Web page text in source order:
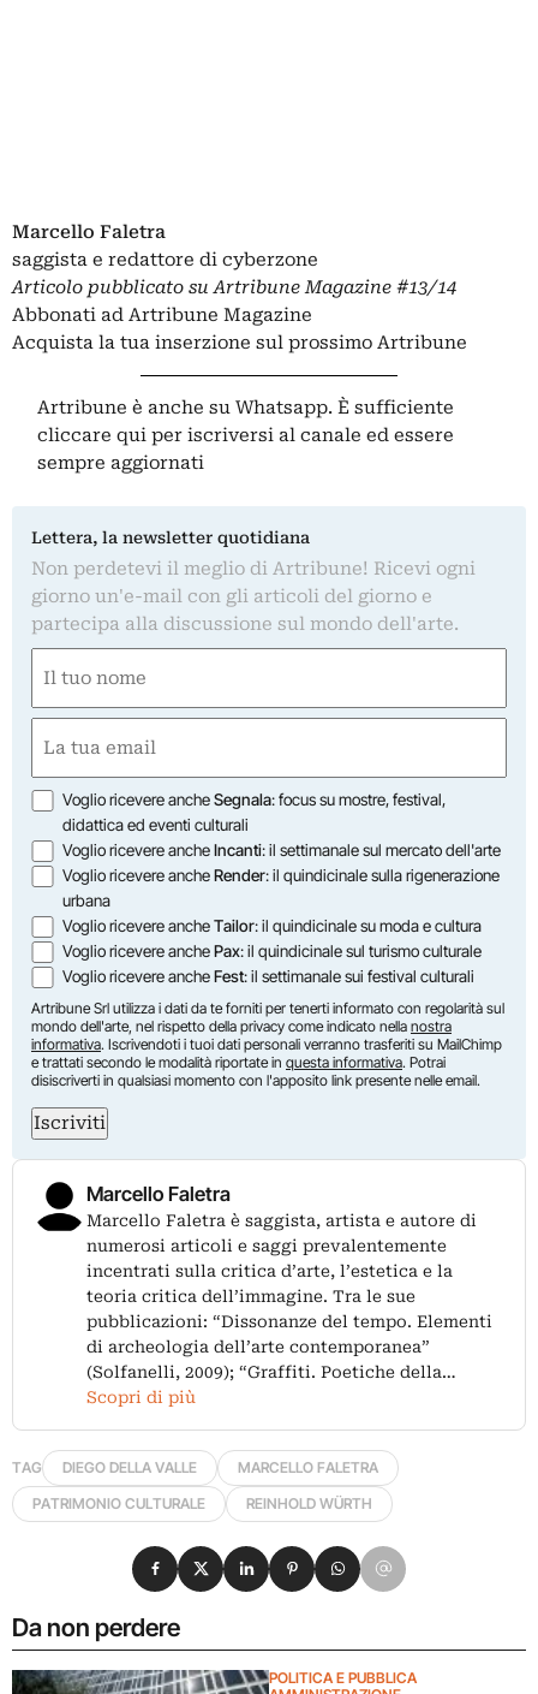
Marcello Faletra
saggista e redattore di cyberzone
Articolo pubblicato su Artribune Magazine #13/14
Abbonati ad Artribune Magazine
Acquista la tua inserzione sul prossimo Artribune
Artribune è anche su Whatsapp. È sufficiente
cliccare qui per iscriversi al canale ed essere
sempre aggiornati
Lettera, la newsletter quotidiana
Non perdetevi il meglio di Artribune! Ricevi ogni
giorno un'e-mail con gli articoli del giorno e
partecipa alla discussione sul mondo dell'arte.
(Required)
First
(Required)
Opzioni
Voglio ricevere ancheSegnala: focus su mostre, festival,
didattica ed eventi culturali
Voglio ricevere ancheIncanti: il settimanale sul mercato dell'arte
Voglio ricevere ancheRender: il quindicinale sulla rigenerazione
urbana
Voglio ricevere ancheTailor: il quindicinale su moda e cultura
Voglio ricevere anchePax: il quindicinale sul turismo culturale
Voglio ricevere ancheFest: il settimanale sui festival culturali
Artribune Srl utilizza i dati da te forniti per tenerti informato con regolarità sul
mondo dell'arte, nel rispetto della privacy come indicato nella nostra
informativa. Iscrivendoti i tuoi dati personali verranno trasferiti su MailChimp
e trattati secondo le modalità riportate in questa informativa. Potrai
disiscriverti in qualsiasi momento con l'apposito link presente nelle email.
Iscriviti
Marcello Faletra
Marcello Faletra è saggista, artista e autore di
numerosi articoli e saggi prevalentemente
incentrati sulla critica d’arte, l’estetica e la
teoria critica dell’immagine. Tra le sue
pubblicazioni: “Dissonanze del tempo. Elementi
di archeologia dell’arte contemporanea”
(Solfanelli, 2009); “Graffiti. Poetiche della…
Scopri di più
TAG DIEGO DELLA VALLE
MARCELLO FALETRA
PATRIMONIO CULTURALE
REINHOLD WÜRTH
Da non perdere
POLITICA E PUBBLICA
Condividi su Facebook
Condividi su X
Condividi su LinkedIn
Condividi su Pinterest
Condividi su WhatsApp
Condividi su Email